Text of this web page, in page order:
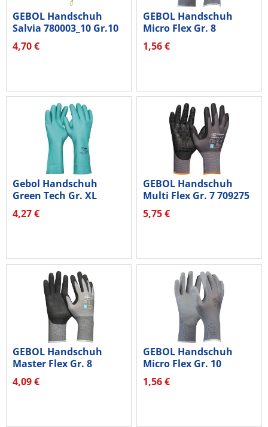
GEBOL Handschuh
Salvia 780003_10 Gr.10
1Paar
4,70 €
GEBOL Handschuh
Micro Flex Gr. 8
709242G grau
1,56 €
Gebol Handschuh
Green Tech Gr. XL
709927 grün...
4,27 €
GEBOL Handschuh
Multi Flex Gr. 7 709275
grau
5,75 €
GEBOL Handschuh
Master Flex Gr. 8
709544
4,09 €
GEBOL Handschuh
Micro Flex Gr. 10
709244G grau
1,56 €